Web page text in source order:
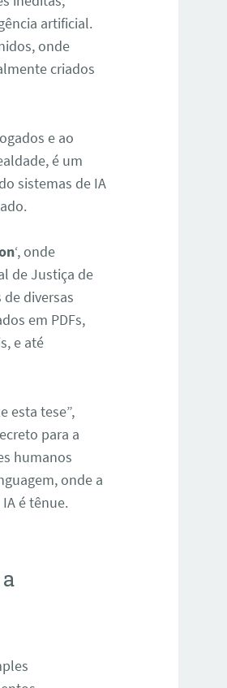
artificial.
onde
criados
e ao
é um
sistemas de IA
‘, onde
de Justiça de
diversas
em PDFs,
e até
esta tese”,
para a
humanos
onde a
é tênue.